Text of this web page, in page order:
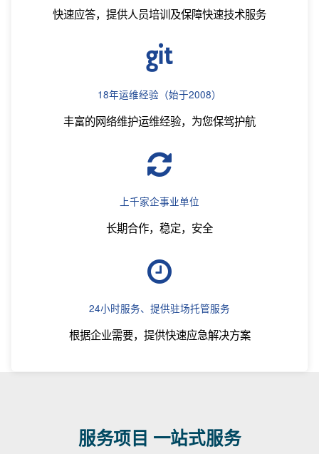
快速应答，提供人员培训及保障快速技术服务
18年运维经验（始于2008）
丰富的网络维护运维经验，为您保驾护航
上千家企事业单位
长期合作，稳定，安全
24小时服务、提供驻场托管服务
根据企业需要，提供快速应急解决方案
服务项目 一站式服务